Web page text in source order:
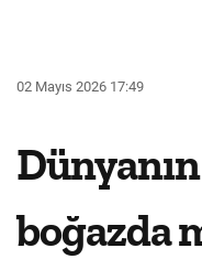
02 Mayıs 2026 17:49
boğazda